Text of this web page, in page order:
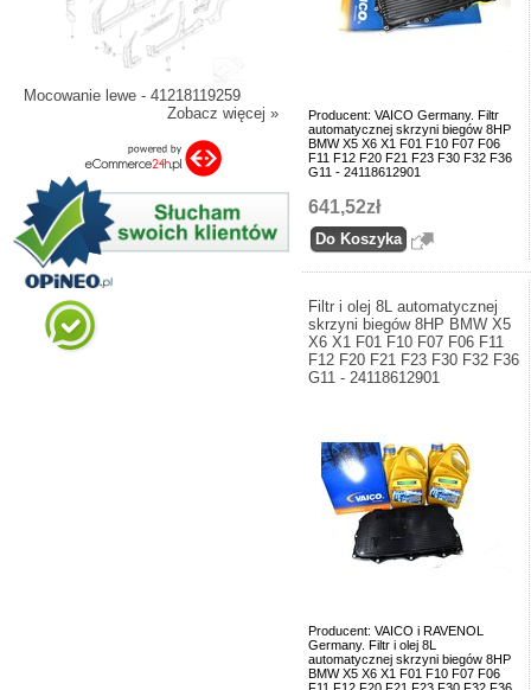
Mocowanie lewe - 41218119259
Zobacz więcej »
Producent: VAICO Germany. Filtr
automatycznej skrzyni biegów 8HP
BMW X5 X6 X1 F01 F10 F07 F06
F11 F12 F20 F21 F23 F30 F32 F36
G11 - 24118612901
641,52zł
Filtr i olej 8L automatycznej
skrzyni biegów 8HP BMW X5
X6 X1 F01 F10 F07 F06 F11
F12 F20 F21 F23 F30 F32 F36
G11 - 24118612901
Producent: VAICO i RAVENOL
Germany. Filtr i olej 8L
automatycznej skrzyni biegów 8HP
BMW X5 X6 X1 F01 F10 F07 F06